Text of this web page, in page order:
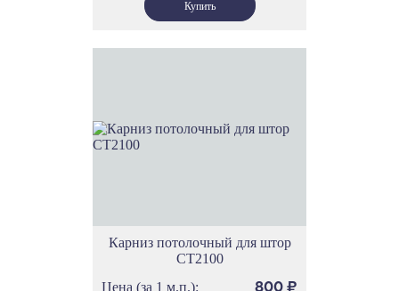
Карниз потолочный для штор
СТ2100
Цена (за 1 м.п.):